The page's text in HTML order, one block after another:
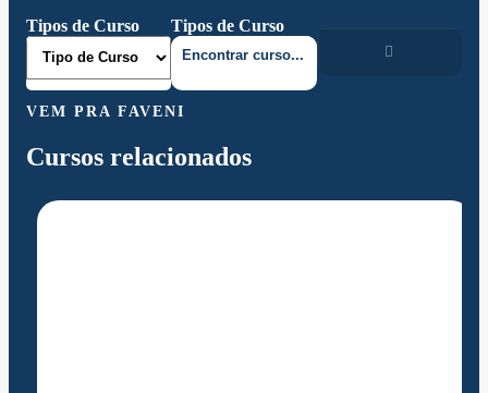
Tipos de Curso
Tipos de Curso
VEM PRA FAVENI
Cursos relacionados